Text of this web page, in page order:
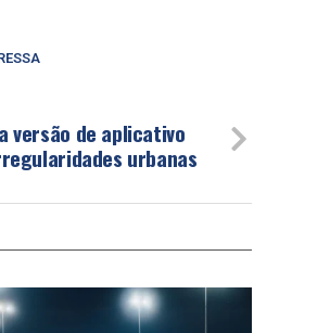
versão de aplicativo
urbanas